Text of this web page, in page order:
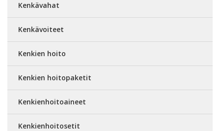
Kenkävahat
Kenkävoiteet
Kenkien hoito
Kenkien hoitopaketit
Kenkienhoitoaineet
Kenkienhoitosetit